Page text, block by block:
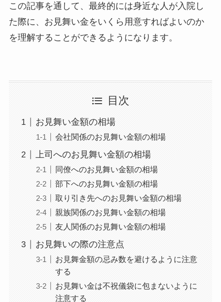
この記事を通して、最終的には身近な人が入院し
た際に、お見舞い金をいくら用意すればよいのか
を理解することができるようになります。
目次
お見舞い金額の相場
会社関係のお見舞い金額の相場
上司へのお見舞い金額の相場
同僚へのお見舞い金額の相場
部下へのお見舞い金額の相場
取り引き先へのお見舞い金額の相場
親族関係のお見舞い金額の相場
友人関係のお見舞い金額の相場
お見舞いの際の注意点
お見舞金額の忌み数を避けるように注意
する
お見舞い金は不祝儀袋に包まないように
注意する